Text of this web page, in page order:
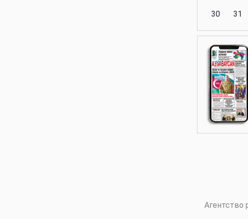
Аналитика
Аналитика
30
31
Агентство